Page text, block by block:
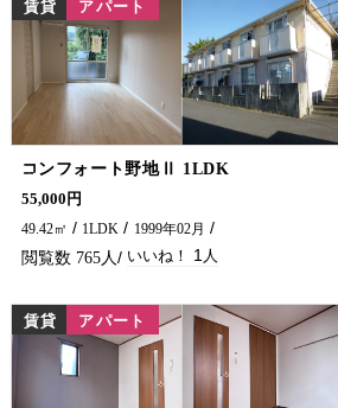
賃貸 アパート
コンフォート野地Ⅱ 1LDK
【 室内フルリフォーム 1LDK 】 1Kから1LDKへ生まれ変わりました✨ゆとりのあるLDKで、食事スペースとくつろぎ空間をしっかり確保。 単身者はもちろん、お二人でのご入居にもおすすめです。 完成が待ち遠しい注目のお部屋、内覧予約受付中ですので詳細につきましては五ヶ瀬不動産へお問い合わせください♪
55,000円
49.42㎡
1LDK 1999年02月
765 1
賃貸 アパート